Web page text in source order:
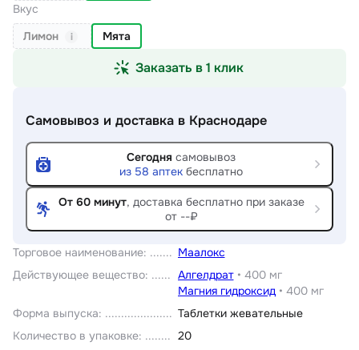
Торговое наименование:
Маалокс
Действующее вещество: Алгелдрат• 400 мг
Магния гидроксид• 400 мг
Форма выпуска:
Таблетки жевательные
Количество в упаковке:
20
Вкус
Лимон
i Мята
Заказать в 1 клик
Самовывоз и доставка в Краснодаре
Сегодня самовывоз
из 58 аптек бесплатно
От 60 минут, доставка бесплатно при заказе
от --₽